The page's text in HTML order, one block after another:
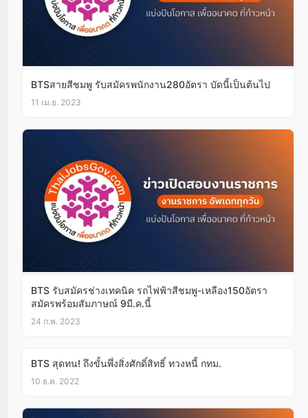
BTSสายสีชมพู รับสมัครพนักงาน280อัตรา บัดนี้เป็นต้นไป
11 เม.ย. 2023
BTS รับสมัครช่างเทคนิค รถไฟฟ้าสีชมพู-เหลือง150อัตรา
สมัครพร้อมสัมภาษณ์ 9มี.ค.นี้
24 ก.พ. 2023
BTS สุดทน! ถึงขั้นพึ่งสิ่งศักดิ์สิทธิ์ ทวงหนี้ กทม.
10 ธ.ค. 2022